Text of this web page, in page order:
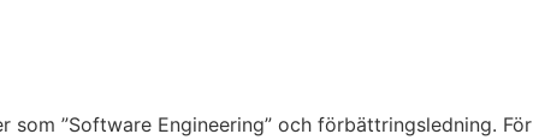
”Software Engineering” och förbättringsledning. För